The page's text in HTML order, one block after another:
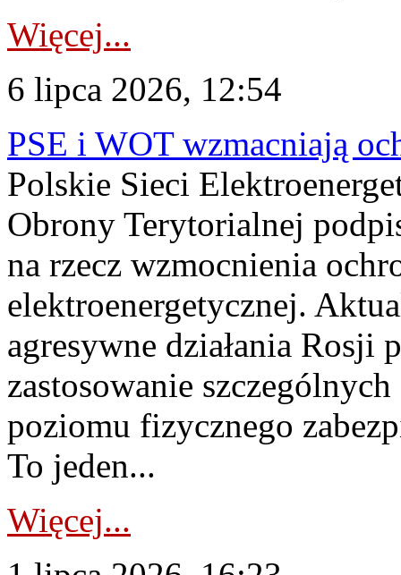
Więcej...
6 lipca 2026, 12:54
PSE i WOT wzmacniają
Polskie Sieci
Obrony Terytorialnej
na rzecz wzmocnienia
elektroenergetycznej.
agresywne działania Rosji
zastosowanie
poziomu fizycznego
To jeden...
Więcej...